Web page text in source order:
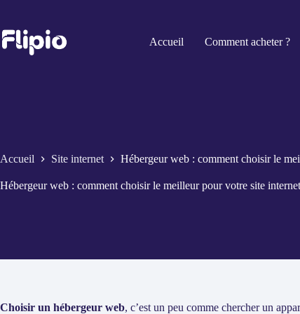
contenu
Accueil
Comment acheter ?
Accueil Site internet Hébergeur web : comment choisir le
Hébergeur web : comment choisir le meilleur pour votre site
Choisir un hébergeur web, c’est un peu comme chercher un